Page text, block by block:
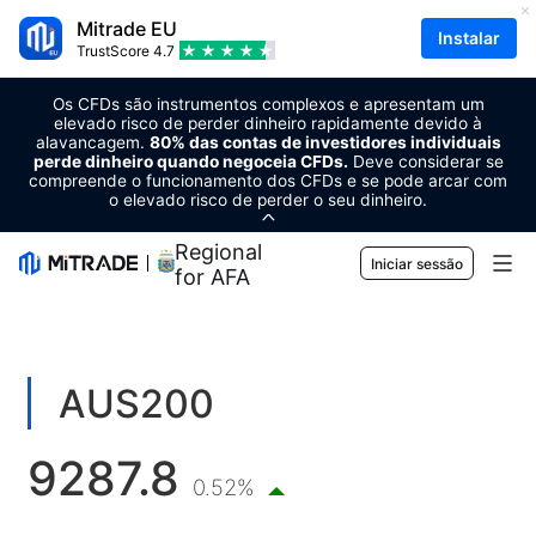
Mitrade EU
TrustScore 4.7
Instalar
Os CFDs são instrumentos complexos e apresentam um
elevado risco de perder dinheiro rapidamente devido à
alavancagem. 80% das contas de investidores individuais
perde dinheiro quando negoceia CFDs. Deve considerar se
compreende o funcionamento dos CFDs e se pode arcar com
o elevado risco de perder o seu dinheiro.
Regional Sponsor
for AFA
Iniciar sessão
Forex
Matérias-primas
Criptomoedas
Trading
Plataforma de negociação
Gestão de risco
Ferramentas de mercado
Calendário económico
Formação
AUS200
9287.8 0.52%